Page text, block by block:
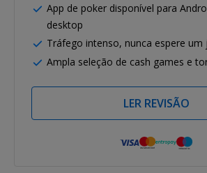
App de poker disponível para
desktop
Tráfego intenso, nunca espere um
Ampla seleção de cash games e
LER REVISÃO